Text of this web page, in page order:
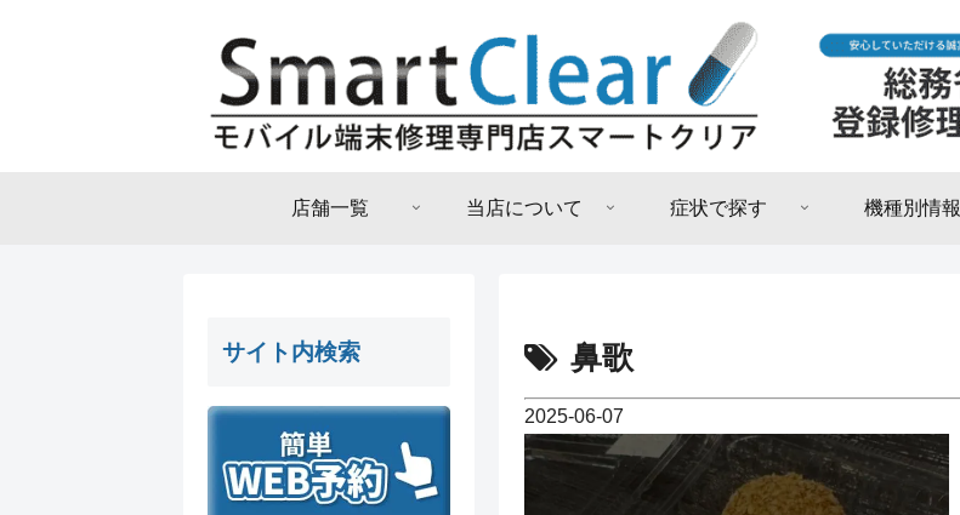
店舗一覧 当店について 症状で探す 機種別情報
鼻歌
2025-06-07
サイト内検索